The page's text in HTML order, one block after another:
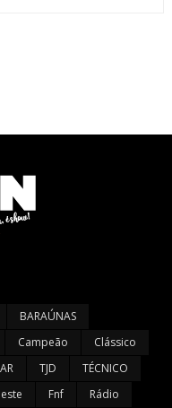
BARAÚNAS
Campeão
Clássico
TJD
TÉCNICO
Fnf Rádio